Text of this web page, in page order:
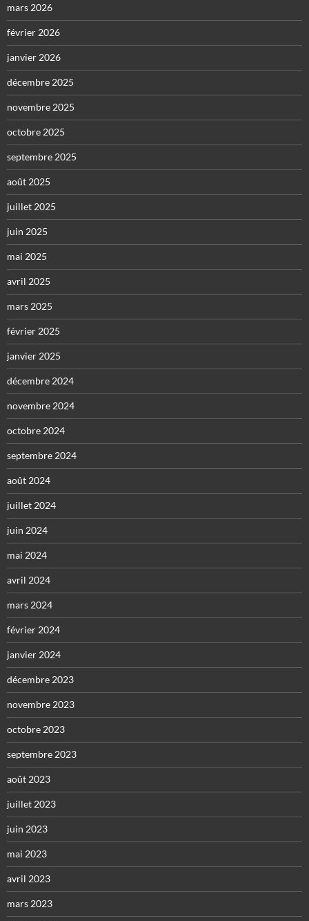
mars 2026
février 2026
janvier 2026
décembre 2025
novembre 2025
octobre 2025
septembre 2025
août 2025
juillet 2025
juin 2025
mai 2025
avril 2025
mars 2025
février 2025
janvier 2025
décembre 2024
novembre 2024
octobre 2024
septembre 2024
août 2024
juillet 2024
juin 2024
mai 2024
avril 2024
mars 2024
février 2024
janvier 2024
décembre 2023
novembre 2023
octobre 2023
septembre 2023
août 2023
juillet 2023
juin 2023
mai 2023
avril 2023
mars 2023